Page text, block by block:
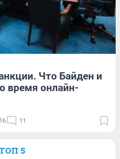
Что Байден и
время онлайн-
11
5